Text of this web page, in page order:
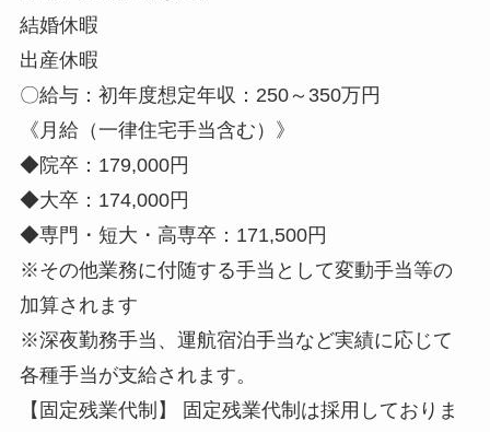
結婚休暇
出産休暇
〇給与：初年度想定年収：250～350万円
《月給（一律住宅手当含む）》
◆院卒：179,000円
◆大卒：174,000円
◆専門・短大・高専卒：171,500円
※その他業務に付随する手当として変動手当等の
加算されます
※深夜勤務手当、運航宿泊手当など実績に応じて
各種手当が支給されます。
【固定残業代制】 固定残業代制は採用しておりま